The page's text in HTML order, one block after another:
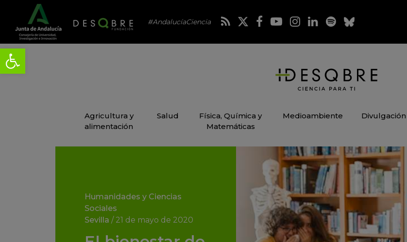
#AndalucíaCiencia
Agricultura y
alimentación
Salud
Física, Química y
Matemáticas
Medioambiente Divulgación
Humanidades y Ciencias
Sociales
Sevilla / 21 de mayo de 2020